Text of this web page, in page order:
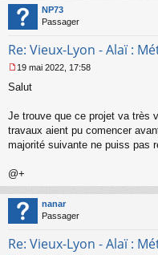
NP73
Passager
Re: Vieux-Lyon - Alaï :
e
s
g
e
o
n
l
u
19 mai 2022, 17:58
Salut
Je trouve que ce projet va très
travaux aient pu comencer
majorité suivante ne puiss pas
@+
nanar
Passager
Re: Vieux-Lyon - Alaï :